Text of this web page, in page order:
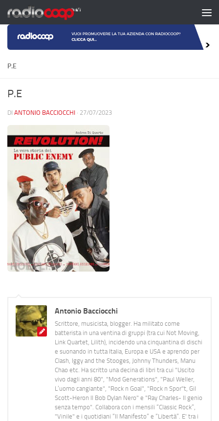
Salta al contenuto
P.E
P.E
DI ANTONIO BACCIOCCHI · 27/07/2023
Antonio Bacciocchi
Scrittore, musicista, blogger. Ha militato come
batterista in una ventina di gruppi (tra cui Not Moving,
Link Quartet, Lilith), incidendo una cinquantina di dischi
e suonando in tutta Italia, Europa e USA e aprendo per
Clash, Iggy and the Stooges, Johnny Thunders, Manu
Chao etc. Ha scritto una decina di libri tra cui "Uscito
vivo dagli anni 80", "Mod Generations", "Paul Weller,
L’uomo cangiante", "Rock n Goal", "Rock n Spor"t, Gil
Scott-Heron Il Bob Dylan Nero" e "Ray Charles- Il genio
senza tempo". Collabora con i mensili “Classic Rock”,
"Vinile" e i quotidiani “Il Manifesto” e “Libertà”. E' tra i